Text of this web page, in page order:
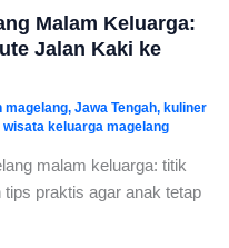
Malam Keluarga:
Jalan Kaki ke
magelang, Jawa Tengah, kuliner
wisata keluarga magelang
malam keluarga: titik
praktis agar anak tetap